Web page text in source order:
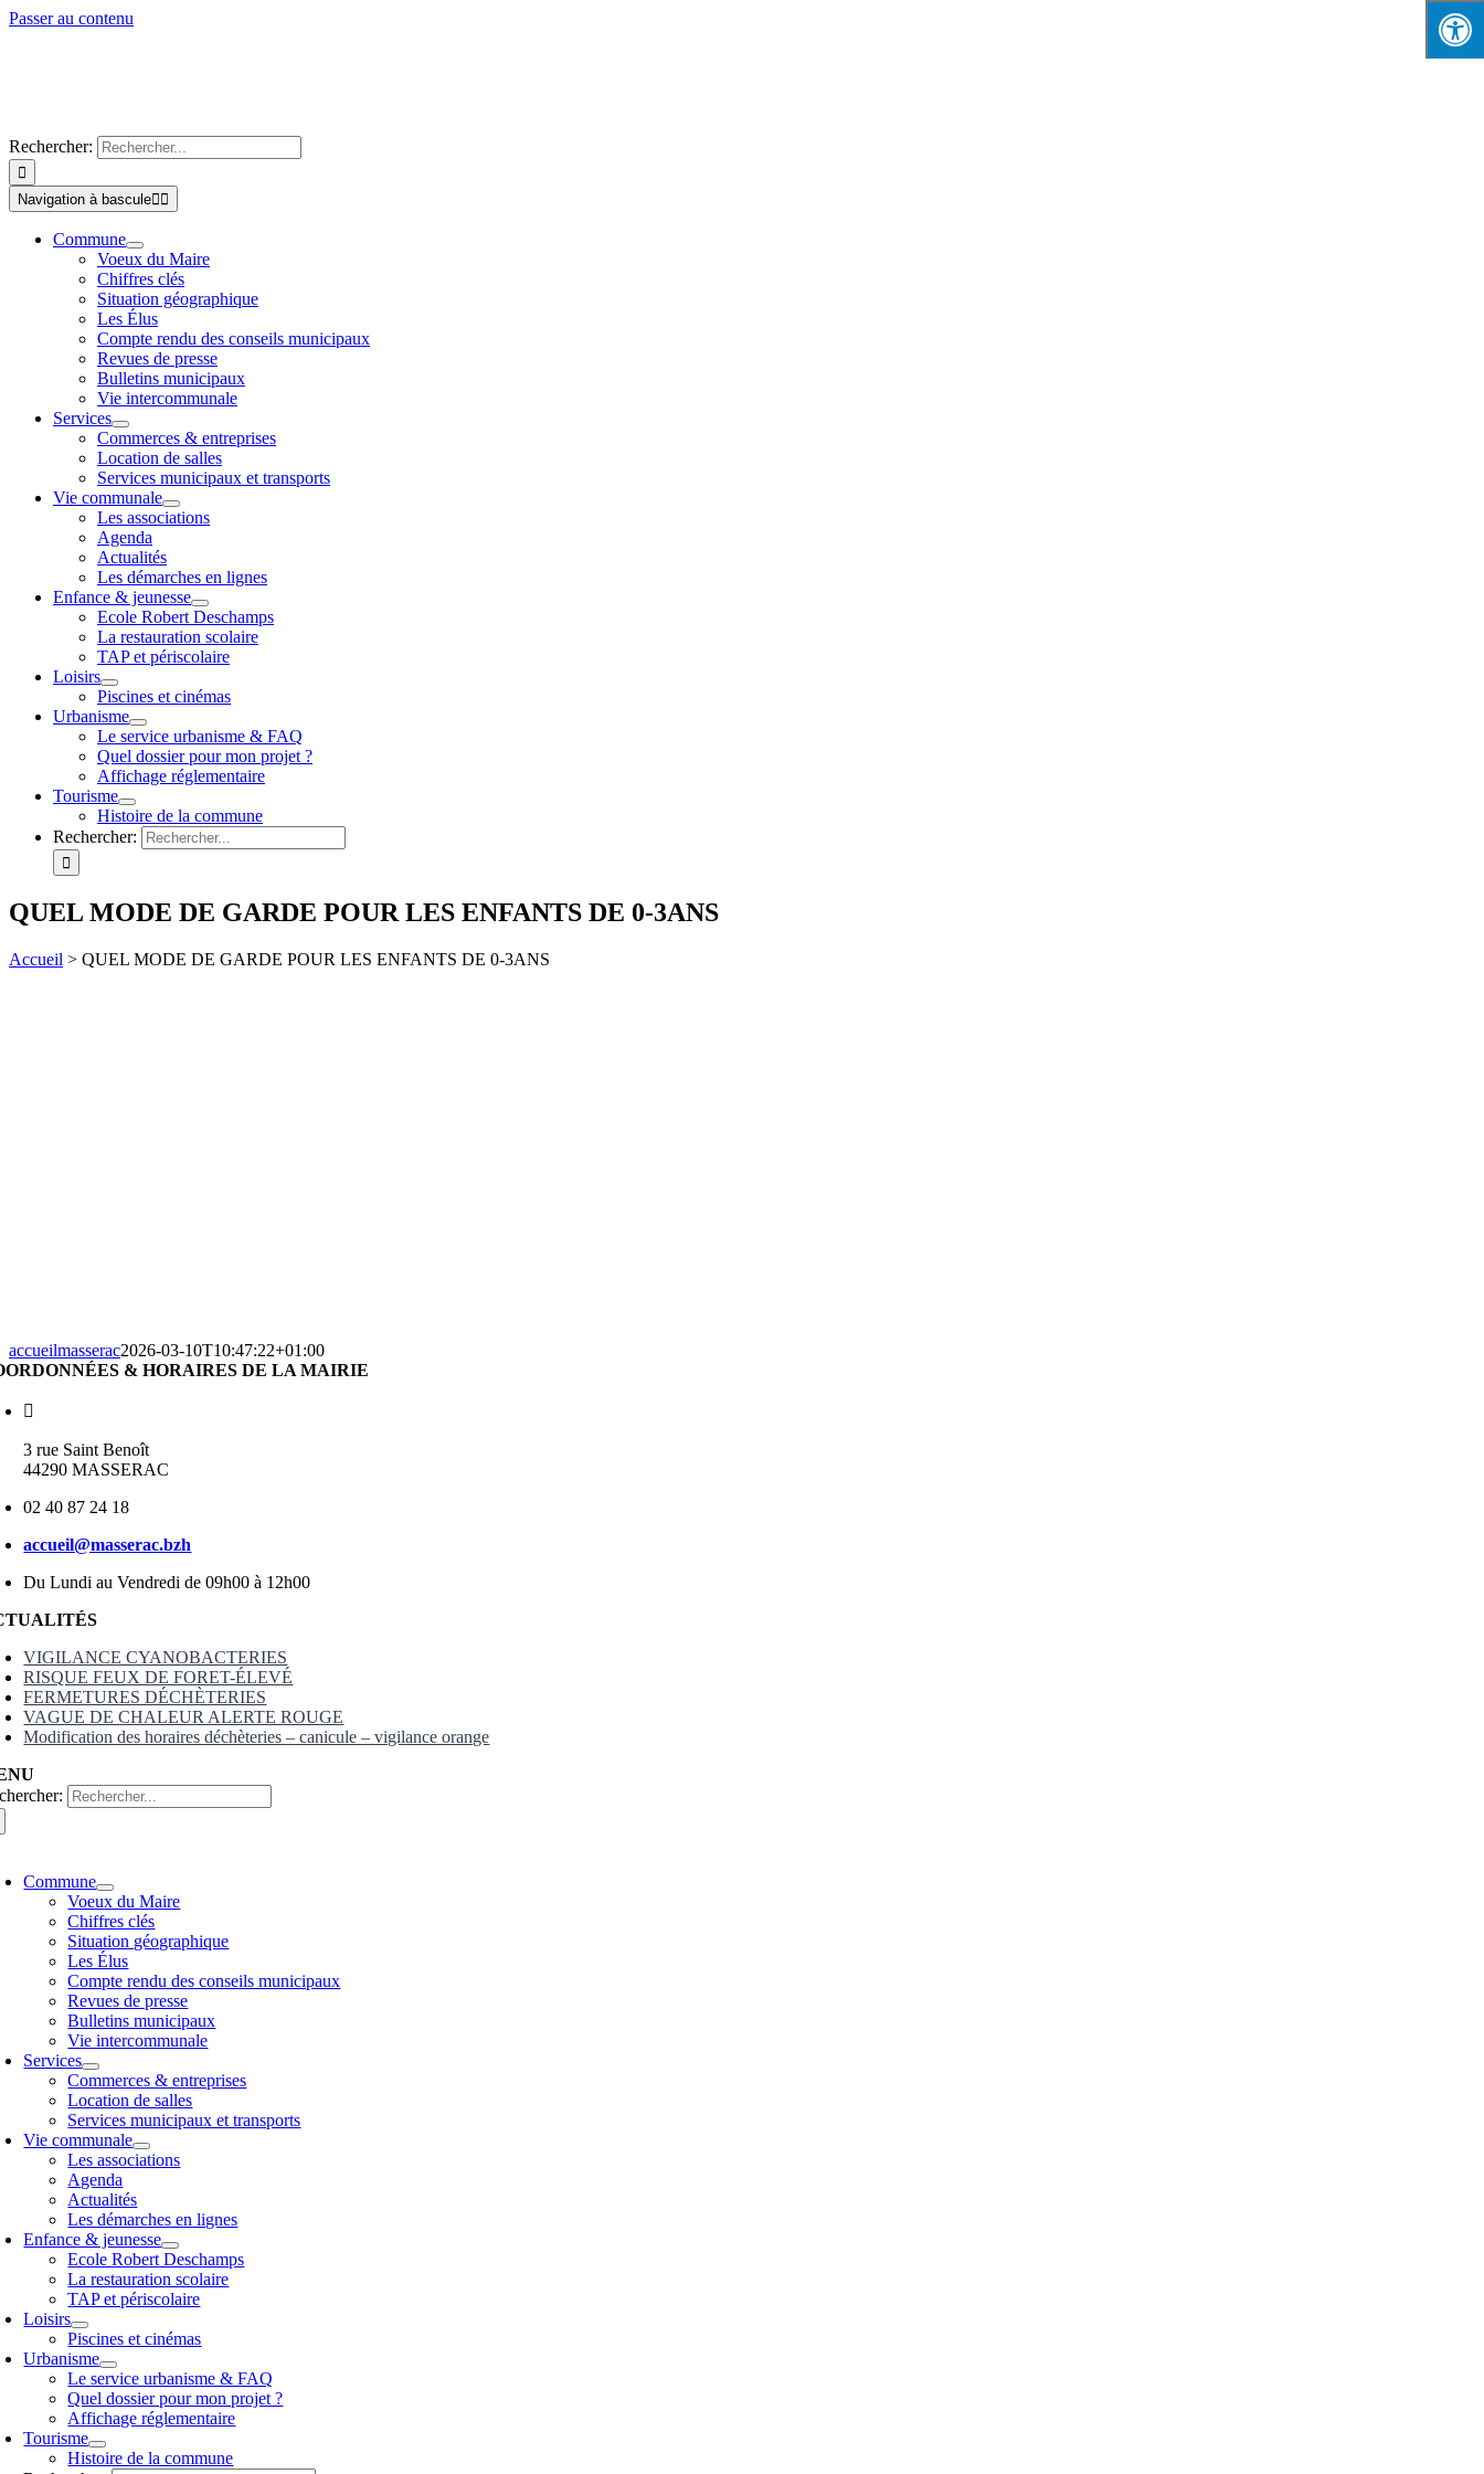
Passer au contenu
Rechercher:
Navigation à bascule
Commune
Voeux du Maire
Chiffres clés
Situation géographique
Les Élus
Compte rendu des conseils municipaux
Revues de presse
Bulletins municipaux
Vie intercommunale
Services
Commerces & entreprises
Location de salles
Services municipaux et transports
Vie communale
Les associations
Agenda
Actualités
Les démarches en lignes
Enfance & jeunesse
Ecole Robert Deschamps
La restauration scolaire
TAP et périscolaire
Loisirs
Piscines et cinémas
Urbanisme
Le service urbanisme & FAQ
Quel dossier pour mon projet ?
Affichage réglementaire
Tourisme
Histoire de la commune
Rechercher:
QUEL MODE DE GARDE POUR LES ENFANTS DE 0-3ANS
Accueil > QUEL MODE DE GARDE POUR LES ENFANTS DE 0-3ANS
accueilmasserac2026-03-10T10:47:22+01:00
& HORAIRES DE LA MAIRIE
3 rue Saint Benoît
44290 MASSERAC
02 40 87 24 18
accueil@masserac.bzh
Du Lundi au Vendredi de 09h00 à 12h00
VIGILANCE CYANOBACTERIES
RISQUE FEUX DE FORET-ÉLEVÉ
FERMETURES DÉCHÈTERIES
VAGUE DE CHALEUR ALERTE ROUGE
Modification des horaires déchèteries – canicule – vigilance orange
Commune
Voeux du Maire
Chiffres clés
Situation géographique
Les Élus
Compte rendu des conseils municipaux
Revues de presse
Bulletins municipaux
Vie intercommunale
Services
Commerces & entreprises
Location de salles
Services municipaux et transports
Vie communale
Les associations
Agenda
Actualités
Les démarches en lignes
Enfance & jeunesse
Ecole Robert Deschamps
La restauration scolaire
TAP et périscolaire
Loisirs
Piscines et cinémas
Urbanisme
Le service urbanisme & FAQ
Quel dossier pour mon projet ?
Affichage réglementaire
Tourisme
Histoire de la commune